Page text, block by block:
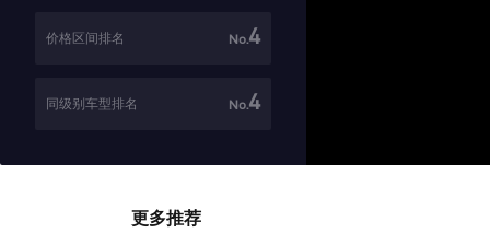
价格区间排名 No.4
同级别车型排名 No.4
更多推荐